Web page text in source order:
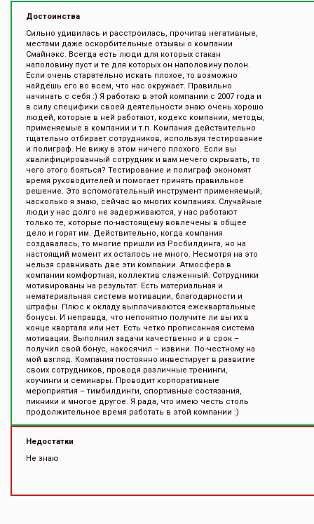
Достоинства
Сильно удивилась и расстроилась, прочитав негативные,
местами даже оскорбительные отзывы о компании
Смайнэкс. Всегда есть люди для которых стакан
наполовину пуст и те для которых он наполовину полон.
Если очень старательно искать плохое, то возможно
найдешь его во всем, что нас окружает. Правильно
начинать с себя :) Я работаю в этой компании с 2007 года и
в силу специфики своей деятельности знаю очень хорошо
людей, которые в ней работают, кодекс компании, методы,
применяемые в компании и т.п. Компания действительно
тщательно отбирает сотрудников, используя тестирование
и полиграф. Не вижу в этом ничего плохого. Если вы
квалифицированный сотрудник и вам нечего скрывать, то
чего этого бояться? Тестирование и полиграф экономят
время руководителей и помогает принять правильное
решение. Это вспомогательный инструмент применяемый,
насколько я знаю, сейчас во многих компаниях. Случайные
люди у нас долго не задерживаются, у нас работают
только те, которые по-настоящему вовлечены в общее
дело и горят им. Действительно, когда компания
создавалась, то многие пришли из Росбилдинга, но на
настоящий момент их осталось не много. Несмотря на это
нельзя сравнивать две эти компании. Атмосфера в
компании комфортная, коллектив слаженный. Сотрудники
мотивированы на результат. Есть материальная и
нематериальная система мотивации, благодарности и
штрафы. Плюс к окладу выплачиваются ежеквартальные
бонусы. И неправда, что непонятно получите ли вы их в
конце квартала или нет. Есть четко прописанная система
мотивации. Выполнил задачи качественно и в срок –
получил свой бонус, накосячил – извини. По-честному на
мой взгляд. Компания постоянно инвестирует в развитие
своих сотрудников, проводя различные тренинги,
коучинги и семинары. Проводит корпоративные
мероприятия – тимбилдинги, спортивные состязания,
пикники и многое другое. Я рада, что имею честь столь
продолжительное время работать в этой компании :)
Недостатки
Не знаю